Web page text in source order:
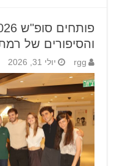
והסיפורים של
rgg יולי 31, 2026